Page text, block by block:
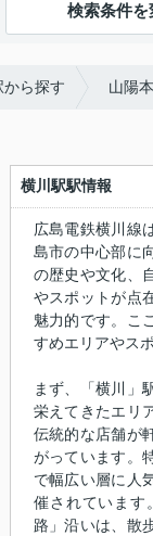
検索条件を
ら探す 山陽
横川駅駅情報
広島電鉄横川線
島市の中心部に
の歴史や文化、
やスポットが点
魅力的です。こ
すめエリアやス
まず、「横川」
栄えてきたエリ
伝統的な店舗が
がっています。
で幅広い層に人
催されています
路」沿いは、散